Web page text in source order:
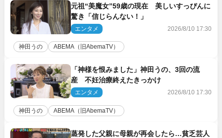
元祖“美魔女”59歳の現在 美しいすっぴんに
驚き「信じらんない！」
エンタメ 2026/8/10 17:30
神田うの ABEMA（旧AbemaTV）
「神様を恨みました」神田うの、3回の流
産 不妊治療終えたきっかけ
エンタメ 2026/8/10 17:30
神田うの ABEMA（旧AbemaTV）
蒸発した父親に母親が再会したら…貧乏芸人